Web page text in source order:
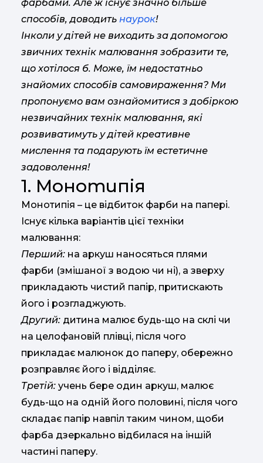
фарбами. Але ж існує значно більше
способів, доводить наурок!
Інколи у дітей не виходить за допомогою
звичних технік малювання зобразити те,
що хотілося б. Може, їм недостатньо
знайомих способів самовираження? Ми
пропонуємо вам ознайомитися з добіркою
незвичайних технік малювання, які
розвиватимуть у дітей креативне
мислення та подарують їм естетичне
задоволення!
1. Монотипія
Монотипія – це відбиток фарби на папері.
Існує кілька варіантів цієї техніки
малювання:
Перший: на аркуш наносяться плями
фарби (змішаної з водою чи ні), а зверху
прикладають чистий папір, притискають
його і розгладжують.
Другий: дитина малює будь-що на склі чи
на целофановій плівці, після чого
прикладає малюнок до паперу, обережно
розправляє його і відділяє.
Третій: учень бере один аркуш, малює
будь-що на одній його половині, після чого
складає папір навпіл таким чином, щоби
фарба дзеркально відбилася на іншій
частині паперу.